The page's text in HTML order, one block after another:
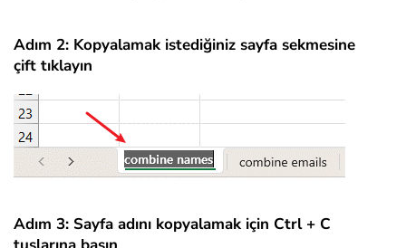
Adım 2: Kopyalamak istediğiniz sayfa sekmesine
çift tıklayın
Adım 3: Sayfa adını kopyalamak için Ctrl + C